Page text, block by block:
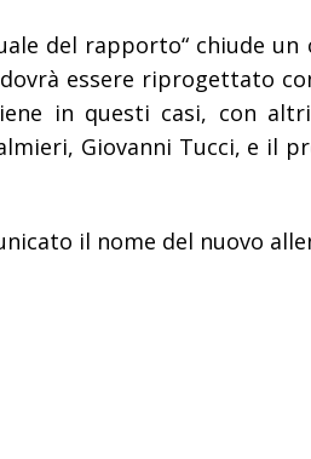
del rapporto“ chiude
essere riprogettato
in questi casi, con
Giovanni Tucci, e il
il nome del nuovo